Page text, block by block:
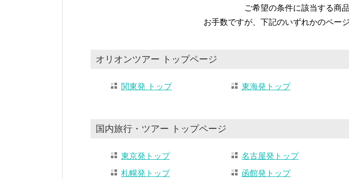
ご希望の条件に該当する商
お手数ですが、下記のいずれかのペー
オリオンツアー トップページ
関東発 トップ 東海発トップ
国内旅行・ツアー トップページ
東京発トップ 名古屋発トップ
札幌発トップ
函館発トップ